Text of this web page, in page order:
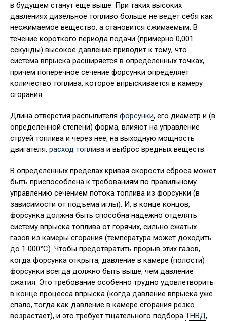
в будущем станут еще выше. При таких высоких
давлениях дизельное топливо больше не ведет себя как
несжимаемое вещество, а становится сжимаемым. В
течение короткого периода подачи (примерно 0,001
секунды) высокое давление приводит к тому, что
система впрыска расширяется в определенных точках,
причем поперечное сечение форсунки определяет
количество топлива, которое впрыскивается в камеру
сгорания.
Длина отверстия распылителя форсунки, его диаметр и (в
определенной степени) форма, влияют на управление
струей топлива и через нее, на выходную мощность
двигателя, расход топлива и выброс вредных веществ.
В определенных пределах кривая скорости сброса может
быть приспособлена к требованиям по правильному
управлению сечением потока топлива из форсунки (в
зависимости от подъема иглы). И, в конце концов,
форсунка должна быть способна надежно отделять
систему впрыска топлива от горячих, сильно сжатых
газов из камеры сгорания (температура может доходить
до 1 000°С). Чтобы предотвратить прорыв этих газов,
когда форсунка открыта, давление в камере (полости)
форсунки всегда должно быть выше, чем давление
сжатия. Это требование особенно трудно удовлетворить
в конце процесса впрыска (когда давление впрыска уже
спало, тогда как давление в камере сгорания резко
возрастает), и это требует тщательного подбора ТНВД,